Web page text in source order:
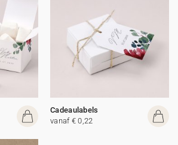
Cadeaulabels
vanaf € 0,22